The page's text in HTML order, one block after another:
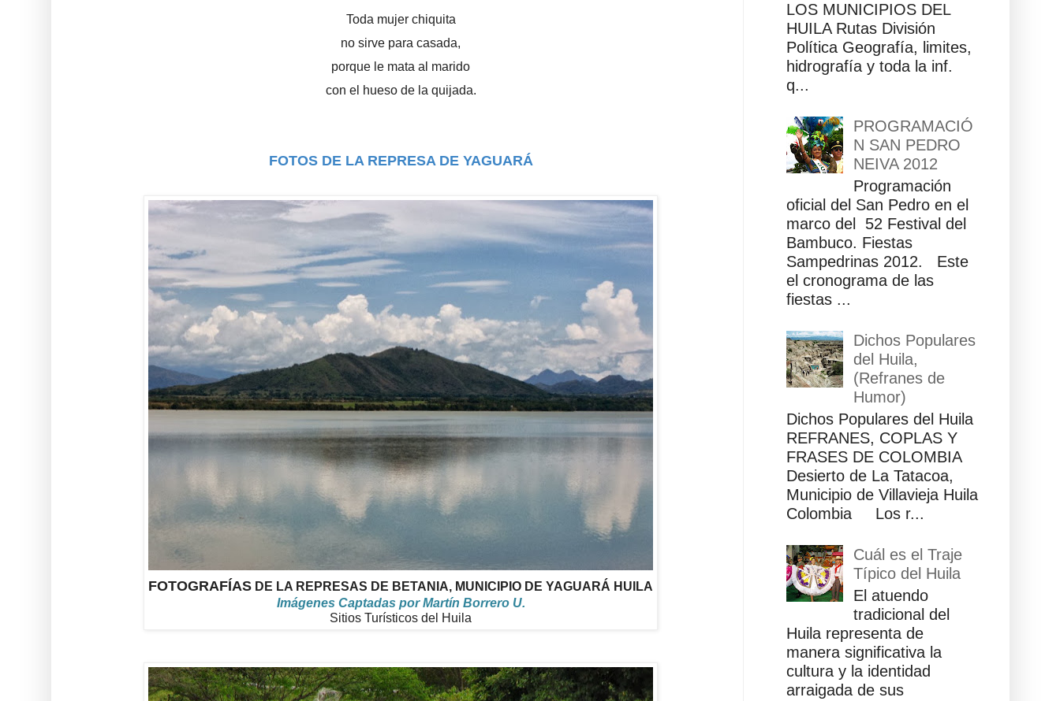
Toda mujer chiquita
no sirve para casada,
porque le mata al marido
con el hueso de la quijada.
FOTOS DE LA REPRESA DE YAGUARÁ
FOTOGRAFÍAS DE LA REPRESAS DE BETANIA, MUNICIPIO DE YAGUARÁ HUILA
Imágenes Captadas por Martín Borrero U.
Sitios Turísticos del Huila
LOS MUNICIPIOS DEL
HUILA Rutas División
Política Geografía, limites,
hidrografía y toda la inf.
q...
PROGRAMACIÓ
N SAN PEDRO
NEIVA 2012
Programación
oficial del San Pedro en el
marco del 52 Festival del
Bambuco. Fiestas
Sampedrinas 2012. Este
el cronograma de las
fiestas ...
Dichos Populares
del Huila,
(Refranes de
Humor)
Dichos Populares del Huila
REFRANES, COPLAS Y
FRASES DE COLOMBIA
Desierto de La Tatacoa,
Municipio de Villavieja Huila
Colombia Los r...
Cuál es el Traje
Típico del Huila
El atuendo
tradicional del
Huila representa de
manera significativa la
cultura y la identidad
arraigada de sus